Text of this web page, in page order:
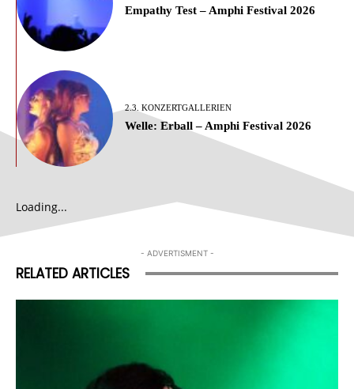
Empathy Test – Amphi Festival 2026
2.3. KONZERTGALLERIEN
Welle: Erball – Amphi Festival 2026
Loading...
- ADVERTISMENT -
RELATED ARTICLES